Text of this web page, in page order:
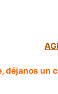
déjanos un